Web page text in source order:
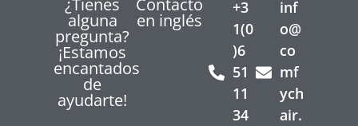
¿Tienes
alguna
pregunta?
¡Estamos
encantados
de
ayudarte!
Contacto
en inglés
+3
1(0
)6
51
11
34
inf
o@
co
mf
ych
air.